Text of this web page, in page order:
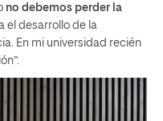
no debemos perder la
el desarrollo de la
En mi universidad recién